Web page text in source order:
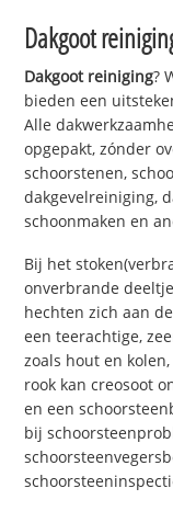
Dakgoot
Dakgoot reiniging?
bieden een
Alle
opgepakt, zónder
schoorstenen,
dakgevelreiniging,
schoonmaken en
Bij het
onverbrande
hechten zich aan
een teerachtige,
zoals hout en
rook kan creosoot
en een
bij